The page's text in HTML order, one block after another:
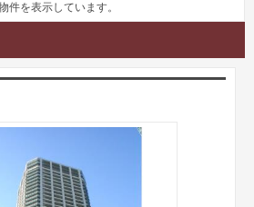
を表示しています。